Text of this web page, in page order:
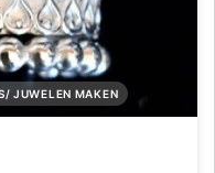
JUWELEN MAKEN
of hanger